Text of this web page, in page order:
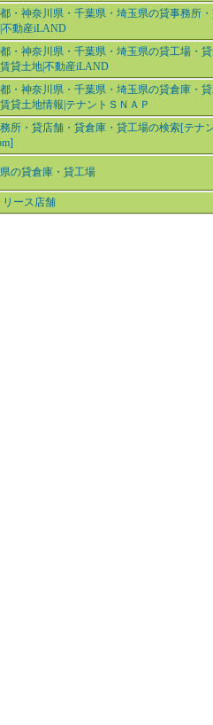
・神奈川県・千葉県・埼玉県の貸事務所
不動産iLAND
・神奈川県・千葉県・埼玉県の貸工場・
貸土地|不動産iLAND
・神奈川県・千葉県・埼玉県の貸倉庫・
貸土地情報|テナントＳＮＡＰ
所・貸店舗・貸倉庫・貸工場の検索[テナ
の貸倉庫・貸工場
リース店舗